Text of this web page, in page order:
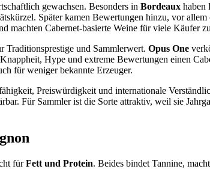
gewachsen. Besonders in Bordeaux haben
Später kamen Bewertungen hinzu, vor allem
machten Cabernet-basierte Weine für viele Käufer
Traditionsprestige und Sammlerwert. Opus One
Hype und extreme Bewertungen einen
für weniger bekannte Erzeuger.
Preiswürdigkeit und internationale
Für Sammler ist die Sorte attraktiv, weil sie
fürFett und Protein. Beides bindet Tannine,